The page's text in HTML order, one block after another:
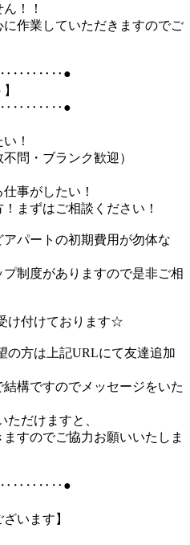
！！
作業していただきますのでご
！
問・ブランク歓迎）
事がしたい！
まずはご相談ください！
パートの初期費用が勿体な
制度がありますので是非ご相
け付けております☆
方は上記URLにて友達追加
構ですのでメッセージをいた
だけますと、
すのでご協力お願いいたしま
す】